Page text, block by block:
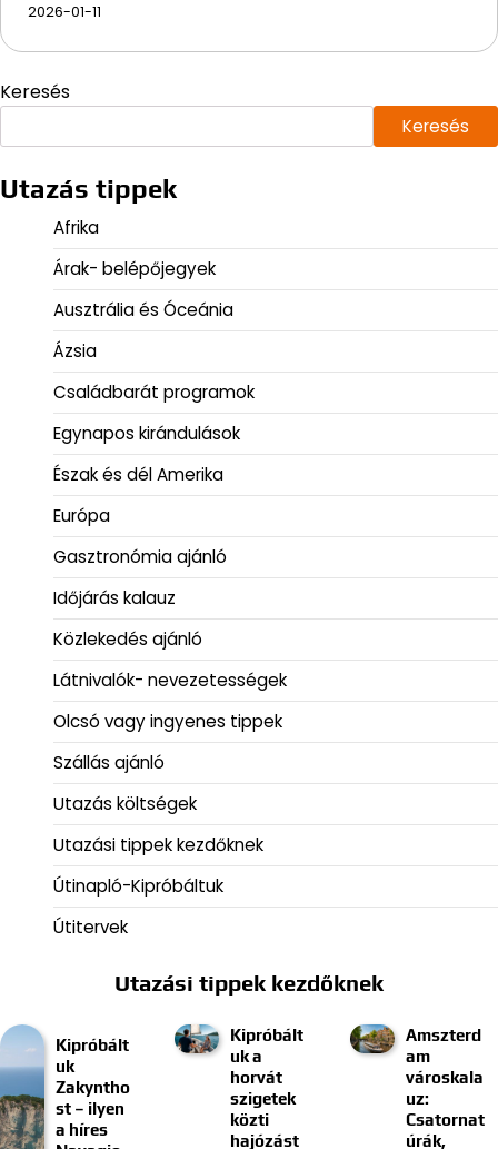
2026-01-11
Keresés
Keresés
Utazás tippek
Afrika
Árak- belépőjegyek
Ausztrália és Óceánia
Ázsia
Családbarát programok
Egynapos kirándulások
Észak és dél Amerika
Európa
Gasztronómia ajánló
Időjárás kalauz
Közlekedés ajánló
Látnivalók- nevezetességek
Olcsó vagy ingyenes tippek
Szállás ajánló
Utazás költségek
Utazási tippek kezdőknek
Útinapló-Kipróbáltuk
Útitervek
Utazási tippek kezdőknek
Kipróbált
uk
Zakyntho
st – ilyen
a híres
Kipróbált
uk a
horvát
szigetek
közti
hajózást
Amszterd
am
városkala
uz:
Csatornat
úrák,